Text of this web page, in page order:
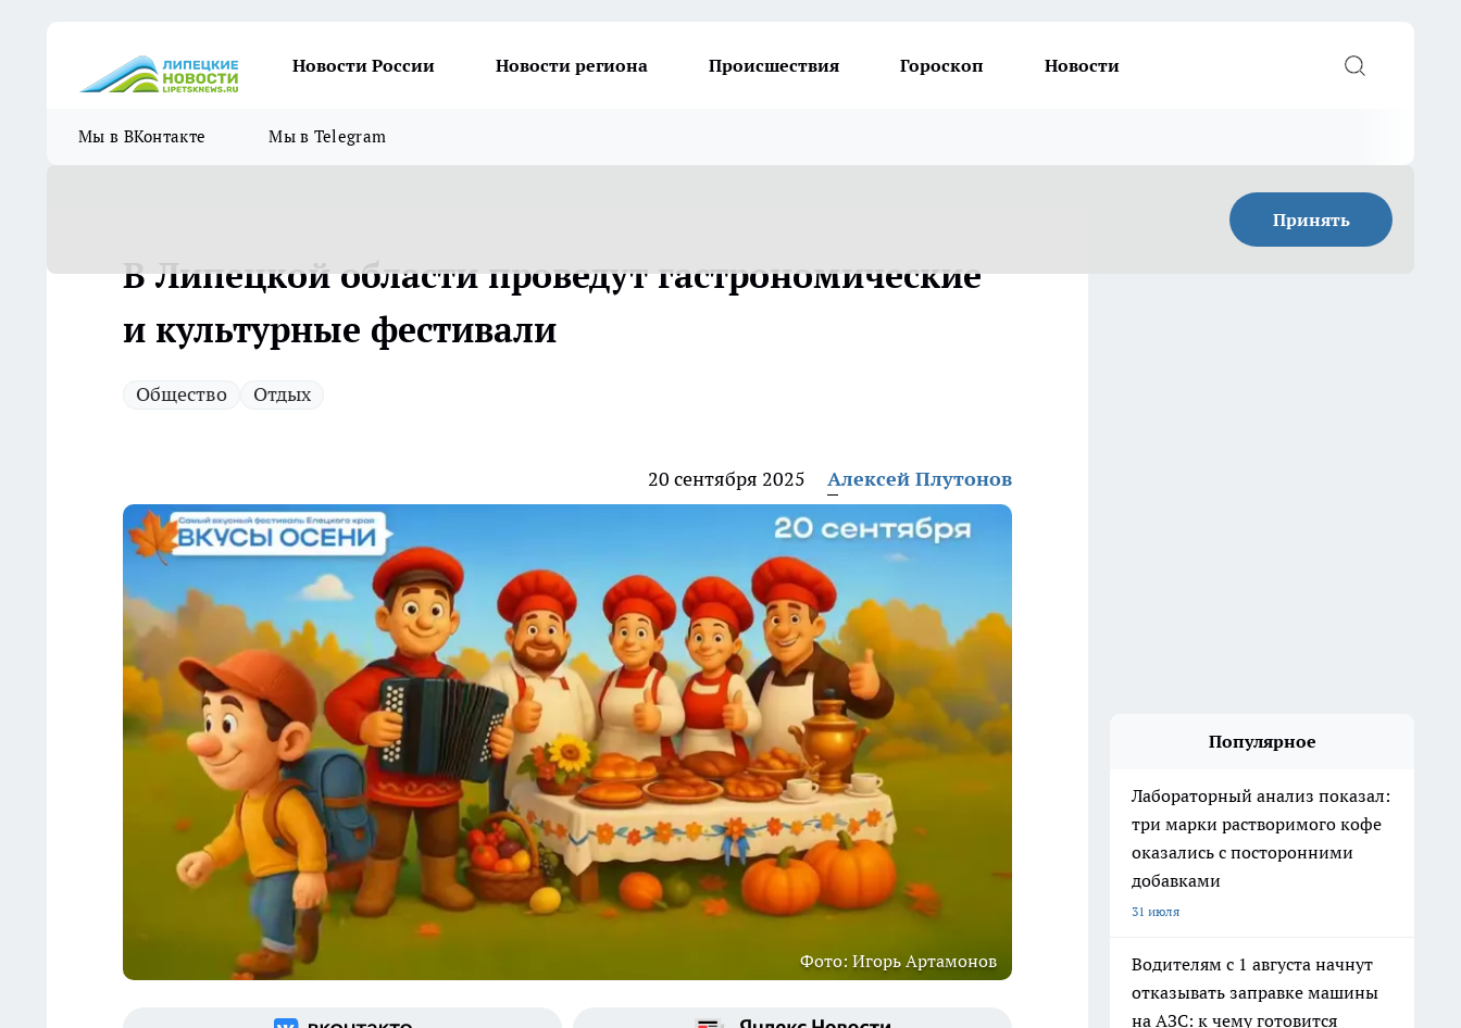
Новости России Новости региона Происшествия Гороскоп Новости
Мы в ВКонтакте Мы в Telegram
Принять
В Липецкой области проведут гастрономические
и культурные фестивали
Общество Отдых
20 сентября 2025 Алексей Плутонов
Фото: Игорь Артамонов
Популярное
Лабораторный анализ показал:
три марки растворимого кофе
оказались с посторонними
добавками
31 июля
Водителям с 1 августа начнут
отказывать заправке машины
на АЗС: к чему готовится